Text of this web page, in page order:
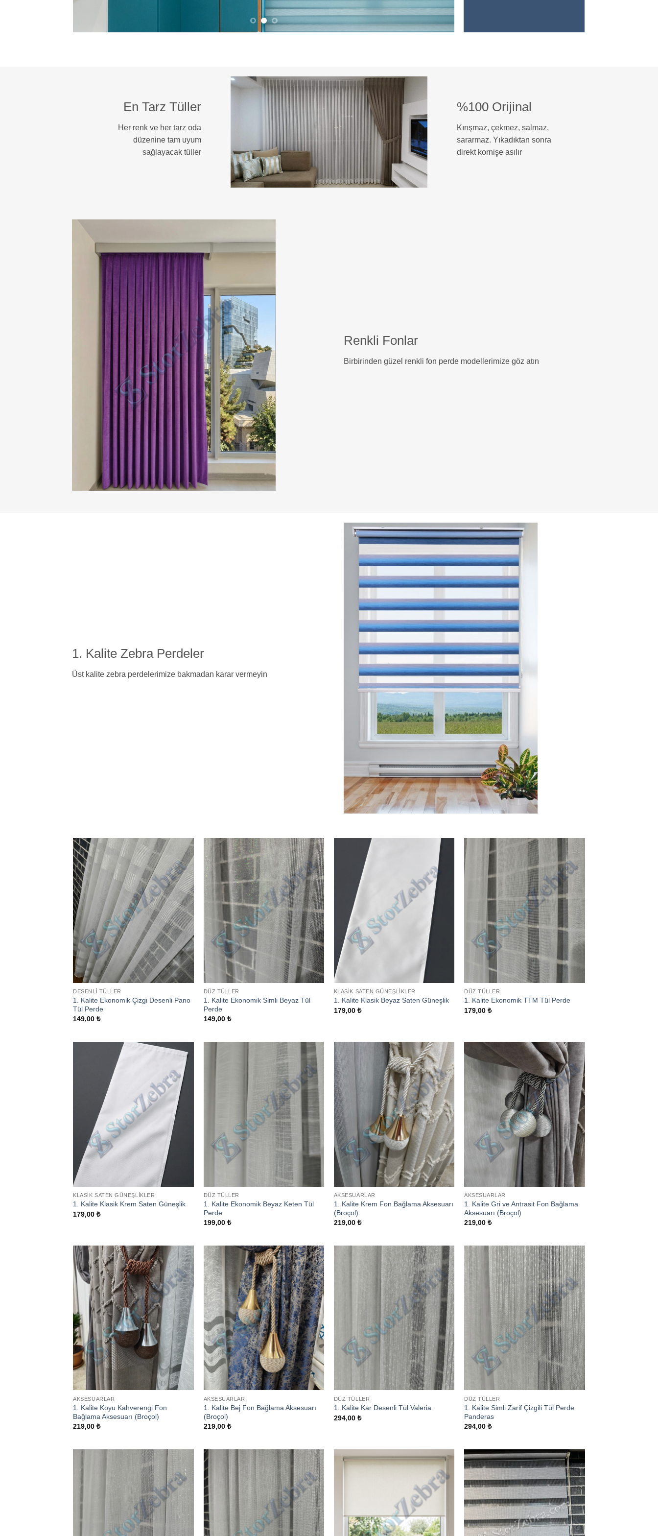
En Tarz Tüller
Her renk ve her tarz oda
düzenine tam uyum
sağlayacak tüller
%100 Orijinal
Kırışmaz, çekmez, salmaz,
sararmaz. Yıkadıktan sonra
direkt kornişe asılır
Renkli Fonlar
Birbirinden güzel renkli fon perde modellerimize göz atın
1. Kalite Zebra Perdeler
Üst kalite zebra perdelerimize bakmadan karar vermeyin
Add to
wishlist
DESENLI TÜLLER
1. Kalite Ekonomik Çizgi Desenli Pano
Tül Perde
149,00₺
Add to
wishlist
DÜZ TÜLLER
1. Kalite Ekonomik Simli Beyaz Tül
Perde
149,00 ₺
Add to
wishlist
KLASIK SATEN GÜNEŞLIKLER
1. Kalite Klasik Beyaz Saten Güneşlik
179,00 ₺
Add to
wishlist
DÜZ TÜLLER
1. Kalite Ekonomik TTM Tül Perde
179,00₺
Add to
wishlist
KLASIK SATEN GÜNEŞLIKLER
1. Kalite Klasik Krem Saten Güneşlik
179,00₺
Add to
wishlist
DÜZ TÜLLER
1. Kalite Ekonomik Beyaz Keten Tül
Perde
199,00 ₺
Add to
wishlist
AKSESUARLAR
1. Kalite Krem Fon Bağlama Aksesuarı
(Broçol)
219,00 ₺
Add to
wishlist
AKSESUARLAR
1. Kalite Gri ve Antrasit Fon Bağlama
Aksesuarı (Broçol)
219,00₺
Add to
wishlist
AKSESUARLAR
1. Kalite Koyu Kahverengi Fon
Bağlama Aksesuarı (Broçol)
219,00₺
Add to
wishlist
AKSESUARLAR
1. Kalite Bej Fon Bağlama Aksesuarı
(Broçol)
219,00 ₺
Add to
wishlist
DÜZ TÜLLER
1. Kalite Kar Desenli Tül Valeria
294,00 ₺
Add to
wishlist
DÜZ TÜLLER
1. Kalite Simli Zarif Çizgili Tül Perde
Panderas
294,00₺
Add to
wishlist
Add to
wishlist
Add to
wishlist
Add to
wishlist